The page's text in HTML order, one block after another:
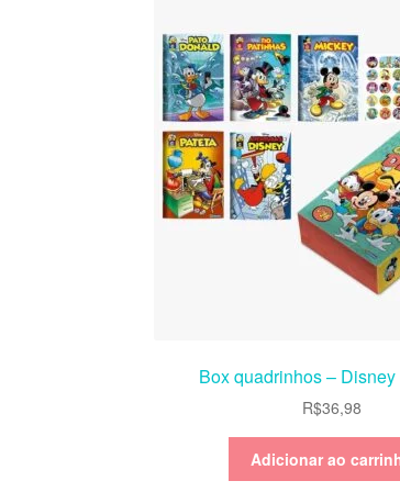
Box quadrinhos – Disney
R$36,98
Adicionar ao